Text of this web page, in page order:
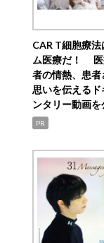
CAR T細胞療法
ム医療だ！ 医
者の情熱、患者
思いを伝えるド
ンタリー動画を
PR